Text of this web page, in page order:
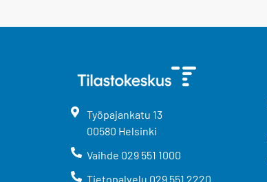
Työpajankatu 13
00580 Helsinki
Vaihde 029 551 1000
Tietopalvelu 029 551 2220